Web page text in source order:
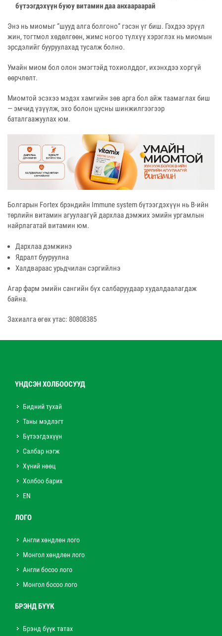
бүтээгдэхүүн буюу витамин даа анхаараарай
Энэ нь миомыг “шууд алга болгоно” гэсэн үг биш. Гэхдээ эрүүл
жин, тогтмол хөдөлгөөн, жимс ногоо түлхүү хэрэглэх нь миомын
эрсдэлийг бууруулахад тусалж болно.
Умайн миом бол олон эмэгтэйд тохиолддог, ихэнхдээ хоргүй
өөрчлөлт.
Миомтой эсэхээ мэдэх хамгийн зөв арга бол айж таамаглах биш
— эмчид үзүүлж, эхо болон цусны шинжилгээгээр
баталгаажуулах юм.
Болгарын Fortex брэндийн Immune system бүтээгдэхүүн нь В-ийн
төрлийн витамин агуулаагүй дархлаа дэмжих эмийн ургамлын
найрлагатай витамин юм.
Дархлаа дэмжинэ
Ядралт бууруулна
Халдвараас урьдчилан сэргийлнэ
Агар фарм эмийн сангийн бүх салбаруудаар худалдаалагдаж
байна.
Захиалга өгөх утас: 80808385
ҮНДСЭН ХОЛБООСУУД
Бидний тухай
Таны мэдлэгт
Бүтээгдэхүүн
Салбар нэгж
Хүний нөөц
Холбоо барих
EN
ЛОГО
Англи хөндлөн лого
Монгол хөндлөн лого
Англи босоо лого
Монгол босоо лого
БРЭНД БҮҮК
Брэнд бүүк татах